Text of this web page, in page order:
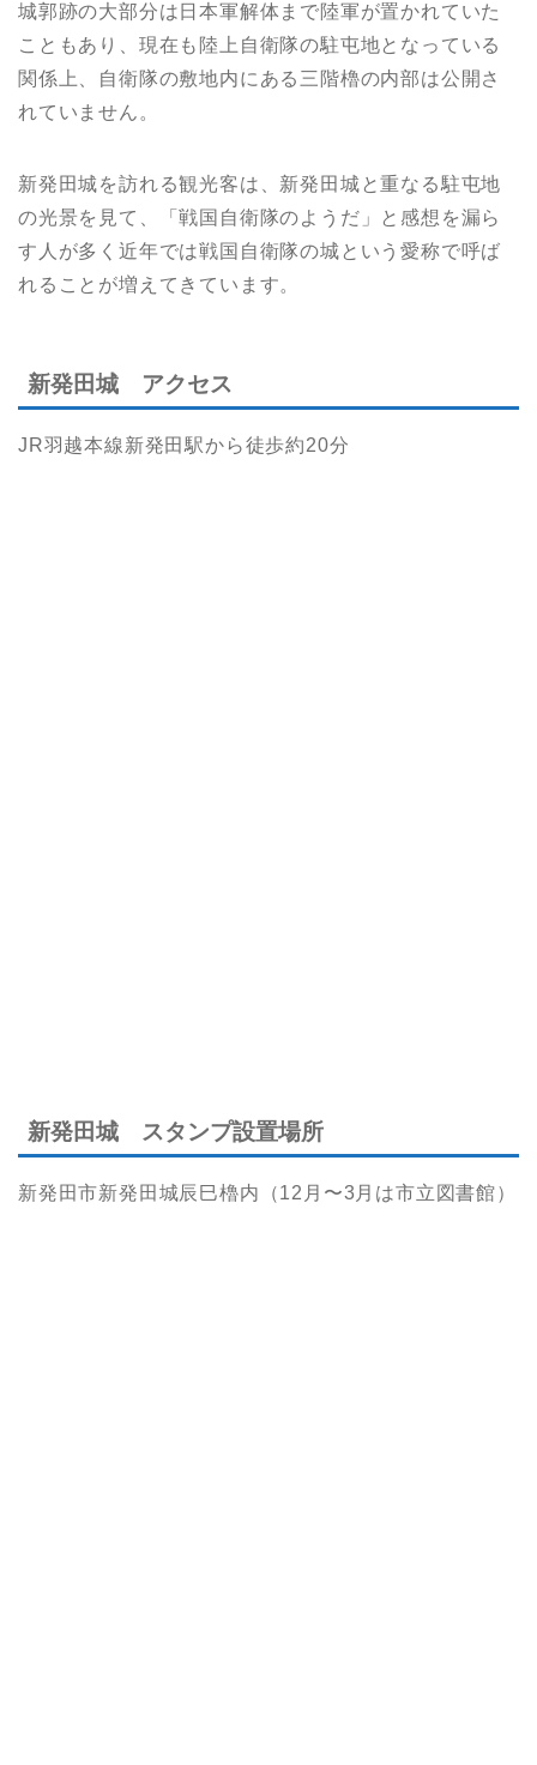
城郭跡の大部分は日本軍解体まで陸軍が置かれていた
こともあり、現在も陸上自衛隊の駐屯地となっている
関係上、自衛隊の敷地内にある三階櫓の内部は公開さ
れていません。
新発田城を訪れる観光客は、新発田城と重なる駐屯地
の光景を見て、「戦国自衛隊のようだ」と感想を漏ら
す人が多く近年では戦国自衛隊の城という愛称で呼ば
れることが増えてきています。
新発田城 アクセス
JR羽越本線新発田駅から徒歩約20分
新発田城 スタンプ設置場所
新発田市新発田城辰巳櫓内（12月〜3月は市立図書館）